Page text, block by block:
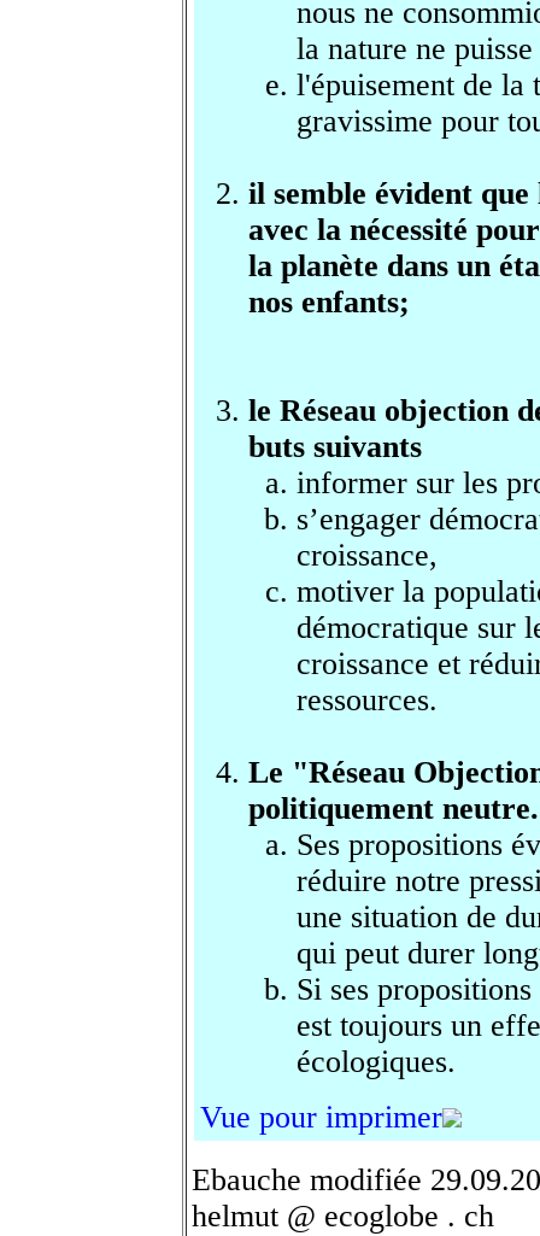
nous ne
la nature ne
l'épuisement de la
gravissime pour
il semble évident
avec la nécessité
la planète dans un
nos enfants;
le Réseau objection
buts suivants
informer sur les
s’engager
croissance,
motiver la
démocratique sur
croissance et
ressources.
Le "Réseau
politiquement neutre.
Ses propositions
réduire notre
une situation de
qui peut durer
Si ses
est toujours un
écologiques.
Vue pour imprimer
Ebauche modifiée
helmut @ ecoglobe . ch